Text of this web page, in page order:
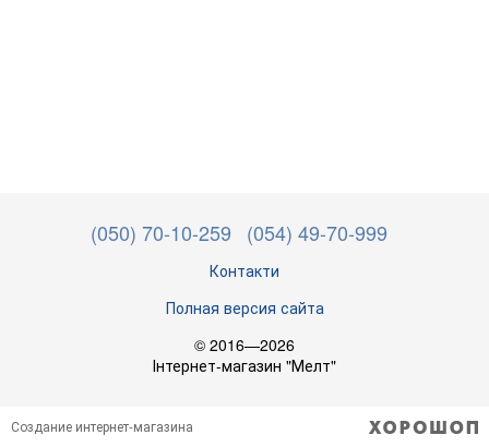
(050) 70-10-259 (054) 49-70-999
Контакти
Полная версия сайта
© 2016—2026
Інтернет-магазин "Мелт"
Создание интернет-магазина